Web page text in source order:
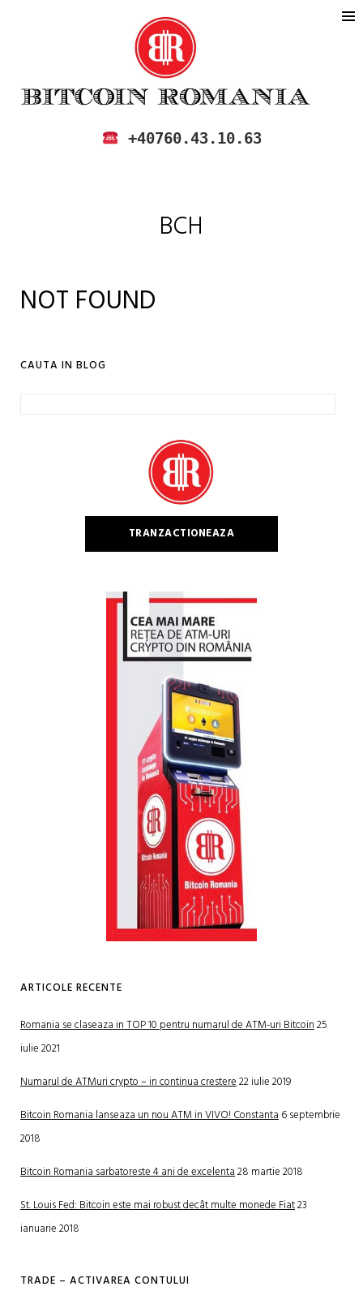
BITCOIN ROMANIA
CUMPARA SI VINDE BITCOIN IN
+40760.43.10.63
BCH
NOT FOUND
CAUTA IN BLOG
TRANZACTIONEAZA
ARTICOLE RECENTE
Romania se claseaza in TOP 10 pentru numarul de ATM-uri Bitcoin25
iulie 2021
Numarul de ATMuri crypto – in continua crestere22 iulie 2019
Bitcoin Romania lanseaza un nou ATM in VIVO! Constanta6 septembrie
2018
Bitcoin Romania sarbatoreste 4 ani de excelenta28 martie 2018
St. Louis Fed: Bitcoin este mai robust decât multe monede Fiat23
ianuarie 2018
TRADE – ACTIVAREA CONTULUI